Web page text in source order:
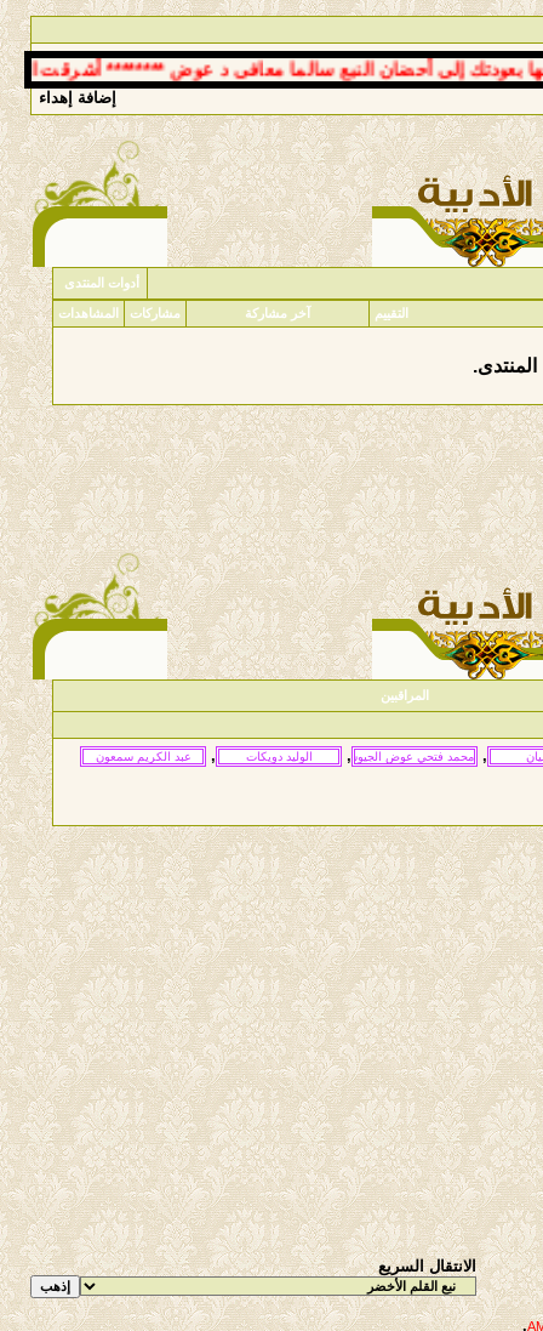
إلى أحضان النبع سالما معافى د عوض ******** أشرقت الزوايا
إضافة إهداء
أدوات المنتدى
التقييم آخر مشاركة مشاركات المشاهدات
المراقبين
,
,
,
الانتقال السريع
.